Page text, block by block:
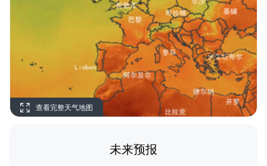
查看完整天气地图
未来预报